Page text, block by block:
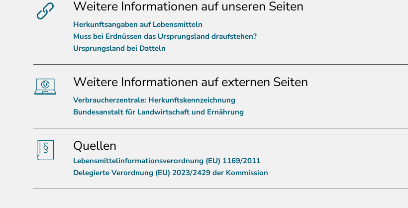
Weitere Informationen auf unseren Seiten
Herkunftsangaben auf Lebensmitteln
Muss bei Erdnüssen das Ursprungsland draufstehen?
Ursprungsland bei Datteln
Weitere Informationen auf externen Seiten
Verbraucherzentrale: Herkunftskennzeichnung
Bundesanstalt für Landwirtschaft und Ernährung
Quellen
Lebensmittelinformationsverordnung (EU) 1169/2011
Delegierte Verordnung (EU) 2023/2429 der Kommission